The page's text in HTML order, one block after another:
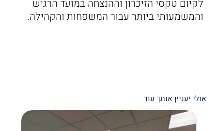
לקיום טקסי הזיכרון וההנצחה במועד הרגיש
והמשמעותי ביותר עבור המשפחות והקהילה.
אולי יעניין אותך עוד